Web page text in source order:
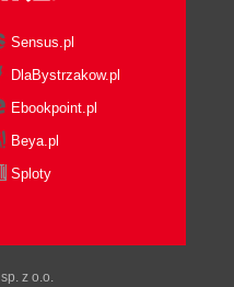
Sensus.pl
DlaBystrzakow.pl
Ebookpoint.pl
Beya.pl
Sploty
z o.o.